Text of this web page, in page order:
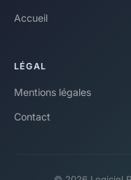
Accueil
LÉGAL
Mentions légales
Contact